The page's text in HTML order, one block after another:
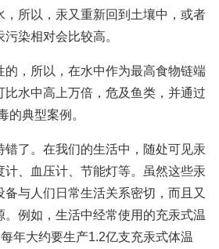
所以，汞又重新回到土壤中，或者
染相对会比较高。
，所以，在水中作为最高食物链端
水中高上万倍，危及鱼类，并通过
的典型案例。
了。在我们的生活中，随处可见汞
、血压计、节能灯等。虽然这些汞
与人们日常生活关系密切，而且又
例如，生活中经常使用的充汞式温
年大约要生产1.2亿支充汞式体温